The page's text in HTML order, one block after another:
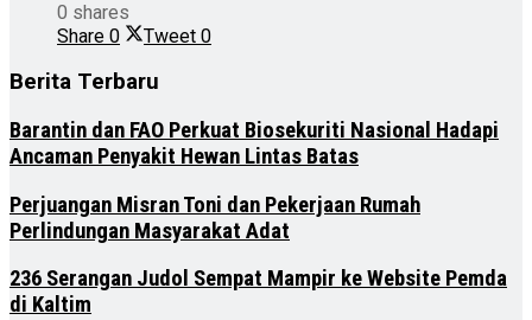
0 shares
Share 0 Tweet 0
Berita Terbaru
Barantin dan FAO Perkuat Biosekuriti Nasional Hadapi
Ancaman Penyakit Hewan Lintas Batas
Perjuangan Misran Toni dan Pekerjaan Rumah
Perlindungan Masyarakat Adat
236 Serangan Judol Sempat Mampir ke Website Pemda
di Kaltim